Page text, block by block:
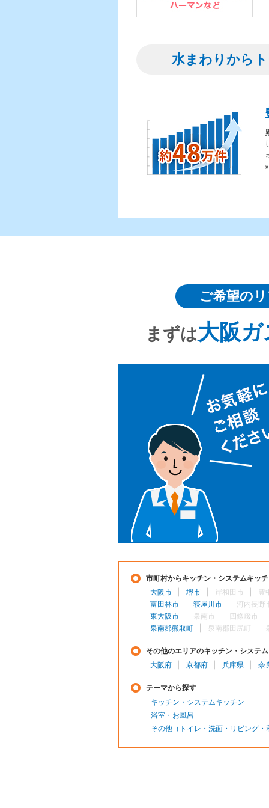
水まわりから
ご希望の
まずは大阪
市町村からキッチン・システムキッ
大阪市
堺市 岸和田市
豊
富田林市
寝屋川市
河内長野
東大阪市
泉南市
四條畷市
泉南郡熊取町
泉南郡田尻町
その他のエリアのキッチン・システ
大阪府
京都府 兵庫県 奈
テーマから探す
キッチン・システムキッチン
浴室・お風呂
その他（トイレ・洗面・リビング